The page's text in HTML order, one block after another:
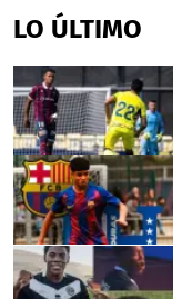
of
2
15
seconds
LO ÚLTIMO